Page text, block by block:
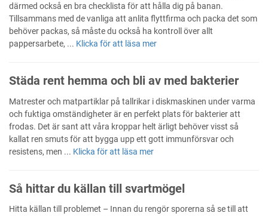
därmed också en bra checklista för att hålla dig på banan.
Tillsammans med de vanliga att anlita flyttfirma och packa det som
behöver packas, så måste du också ha kontroll över allt
pappersarbete, ... Klicka för att läsa mer
Städa rent hemma och bli av med bakterier
Matrester och matpartiklar på tallrikar i diskmaskinen under varma
och fuktiga omständigheter är en perfekt plats för bakterier att
frodas. Det är sant att våra kroppar helt ärligt behöver visst så
kallat ren smuts för att bygga upp ett gott immunförsvar och
resistens, men ... Klicka för att läsa mer
Så hittar du källan till svartmögel
Hitta källan till problemet – Innan du rengör sporerna så se till att